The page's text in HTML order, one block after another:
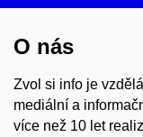
O nás
Zvol si info je
mediální a
více než 10 let